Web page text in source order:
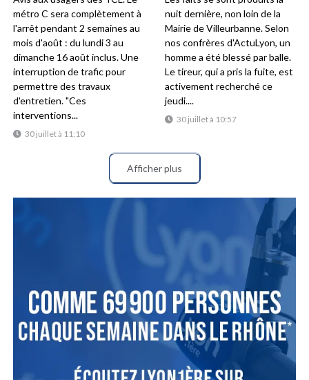
30 juillet à 11:10
métro C sera complètement à
l'arrêt pendant 2 semaines au
mois d'août : du lundi 3 au
dimanche 16 août inclus. Une
interruption de trafic pour
permettre des travaux
d'entretien. "Ces
interventions...
30 juillet à 10:57
nuit dernière, non loin de la
Mairie de Villeurbanne. Selon
nos confrères d'ActuLyon, un
homme a été blessé par balle.
Le tireur, qui a pris la fuite, est
activement recherché ce
jeudi....
Afficher plus